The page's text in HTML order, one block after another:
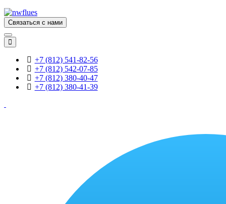
Связаться с нами
+7 (812) 541-82-56
+7 (812) 542-07-85
+7 (812) 380-40-47
+7 (812) 380-41-39